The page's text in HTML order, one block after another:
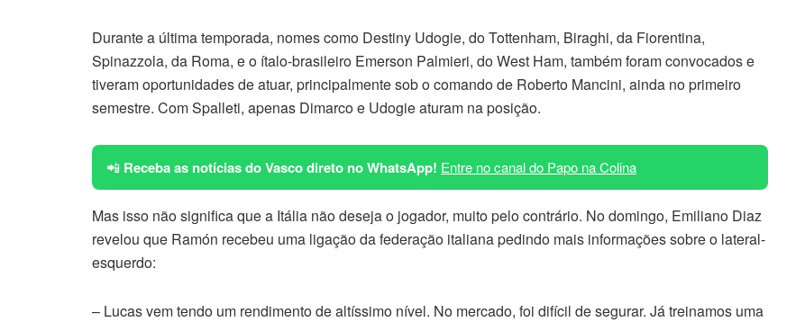
Durante a última temporada, nomes como Destiny Udogie, do Tottenham, Biraghi, da Fiorentina,
Spinazzola, da Roma, e o ítalo-brasileiro Emerson Palmieri, do West Ham, também foram convocados e
tiveram oportunidades de atuar, principalmente sob o comando de Roberto Mancini, ainda no primeiro
semestre. Com Spalleti, apenas Dimarco e Udogie aturam na posição.
📲 Receba as notícias do Vasco direto no WhatsApp! Entre no canal do Papo na Colina
Mas isso não significa que a Itália não deseja o jogador, muito pelo contrário. No domingo, Emiliano Diaz
revelou que Ramón recebeu uma ligação da federação italiana pedindo mais informações sobre o lateral-
esquerdo:
– Lucas vem tendo um rendimento de altíssimo nível. No mercado, foi difícil de segurar. Já treinamos uma